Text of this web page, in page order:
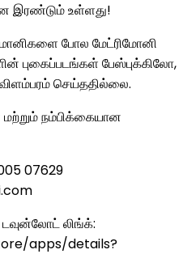
இரண்டும் உள்ளது!
போல மேட்ரிமோனி
புகைப்படங்கள் பேஸ்புக்கிலோ,
விளம்பரம் செய்ததில்லை.
மற்றும் நம்பிக்கையான
07629
லிங்க்:
apps/details?